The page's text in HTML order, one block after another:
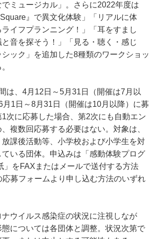
ミュージカル」。さらに2022年度は
』で異文化体験」「リアルに体
イフプランニング！」「耳をすまし
音を探そう！」「見る・聴く・感じ
ック」を追加した8種類のワークショッ
は、4月12日～5月31日（開催は7月以
月1日～8月31日（開催は10月以降）に募
次に応募した場合、第2次にも自動エン
、複数回応募する必要はない。対象は、
課後活動等、小学校および小学生を対
いる団体。申込みは「感動体験プログ
」をFAXまたはメールで送付する方法
応募フォームより申し込む方法のいずれ
ウイルス感染症の状況に注視しなが
については各団体と調整。状況次第で